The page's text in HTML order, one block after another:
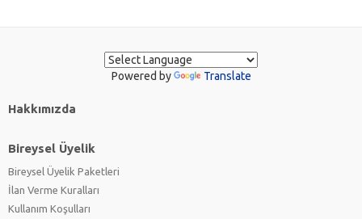
Powered by Translate
Hakkımızda
Bireysel Üyelik
Bireysel Üyelik Paketleri
İlan Verme Kuralları
Kullanım Koşulları